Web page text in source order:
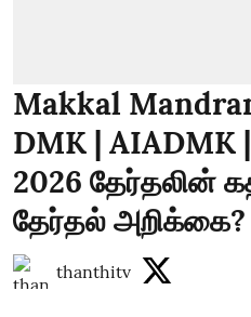
Makkal
DMK | AIADMK
2026 தேர்தலின்
தேர்தல் அறிக்கை?
thanthitv